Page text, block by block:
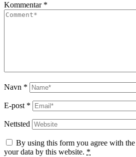
Kommentar *
Navn *
E-post *
Nettsted
By using this form you agree with
your data by this website. *